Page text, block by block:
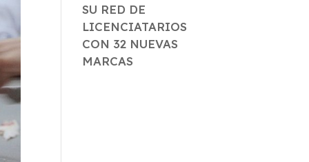
SU RED DE
LICENCIATARIOS
CON 32 NUEVAS
MARCAS